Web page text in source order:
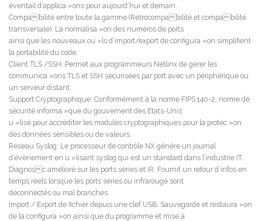
éventail d’applica »ons pour aujourd’hui et demain.
Compabilité entre toute la gamme (Rétrocompabilité et compabilité
transversale): La normalisa »on des numéros de ports
ainsi que les nouveaux ou »ls d’import/export de configura »on simplifient
la portabilité du code.
Client TLS /SSH: Permet aux programmeurs Netlinx de gérer les
communica »ons TLS et SSH sécurisées par port avec un périphérique ou
un serveur distant.
Support Cryptographique: Conformément à la norme FIPS 140-2, norme de
sécurité informa »que du gouvernent des Etats-Unis
u »lisé pour accréditer les modules cryptographiques pour la protec »on
des données sensibles ou de valeurs.
Réseau Syslog: Le processeur de contrôle NX génère un journal
d’évènement en u »lisant syslog qui est un standard dans l’industrie IT.
Diagnosc amélioré sur les ports séries et IR: Fournit un retour d’infos en
temps réels lorsque les ports séries ou infrarouge sont
déconnectés ou mal branchés.
Import / Export de fichier depuis une clef USB: Sauvegarde et restaura »on
de la configura »on ainsi que du programme et mise à